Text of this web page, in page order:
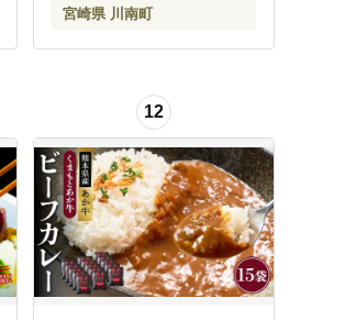
宮崎県 川南町
12